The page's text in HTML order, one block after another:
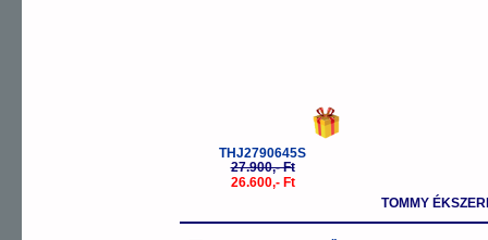
THJ2790645S
27.900,- Ft
26.600,- Ft
TOMMY